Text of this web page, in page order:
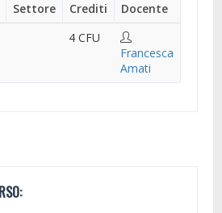
Settore Crediti
Docente
4 CFU
Francesca
Amati